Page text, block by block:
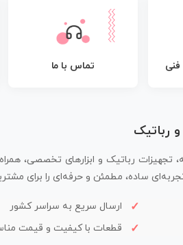
فنی تماس با ما
رباتیک
تجهیزات رباتیک و ابزارهای تخصصی،
ساده، مطمئن و حرفه‌ای را برای
ارسال سریع به سراسر کشور
قطعات با کیفیت و قیمت